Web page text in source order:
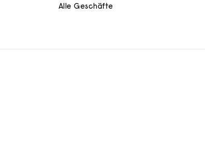
Alle Geschäfte